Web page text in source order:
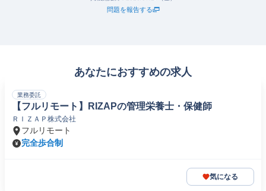
問題を報告する
あなたにおすすめの求人
業務委託
【フルリモート】RIZAPの管理栄養士・保健師
ＲＩＺＡＰ株式会社
フルリモート
完全歩合制
気になる